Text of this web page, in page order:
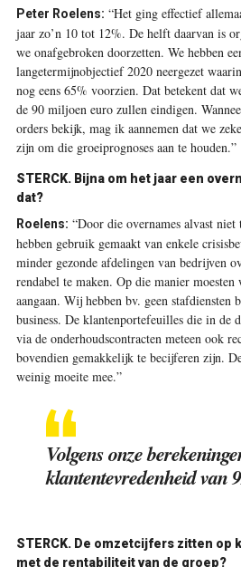
Peter Roelens: “Het ging effectief
jaar zo’n 10 tot 12%. De helft daarvan is
we onafgebroken doorzetten. We hebben
langetermijnobjectief 2020 neergezet
nog eens 65% voorzien. Dat betekent dat
de 90 miljoen euro zullen eindigen.
orders bekijk, mag ik aannemen dat we
zijn om die groeiprognoses aan te houden.”
STERCK. Bijna om het jaar een
dat?
Roelens: “Door die overnames alvast
hebben gebruik gemaakt van enkele
minder gezonde afdelingen van bedrijven
rendabel te maken. Op die manier moesten
aangaan. Wij hebben bv. geen stafdiensten
business. De klantenportefeuilles die in de
via de onderhoudscontracten meteen ook
bovendien gemakkelijk te becijferen zijn.
weinig moeite mee.”
Volgens onze
klanten­tevredenheid van
STERCK. De omzetcijfers zitten op
met de rentabiliteit van de groep?